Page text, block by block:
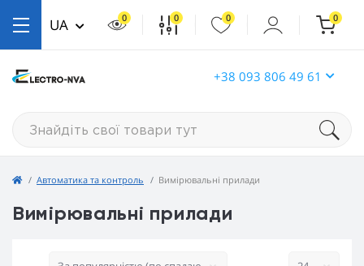
+38 093 806 49 61
UA 0 0 0 0
Автоматика та контроль Вимірювальні прилади
Вимірювальні прилади